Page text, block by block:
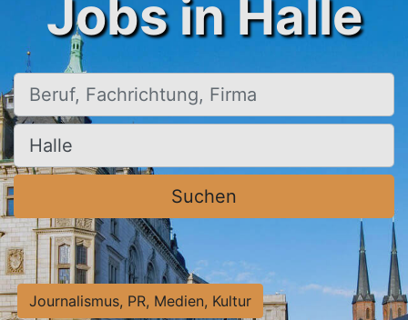
Jobs in Halle
Beruf, Fachrichtung, Firma
Ort, Stadt
Suchen
Journalismus, PR, Medien, Kultur